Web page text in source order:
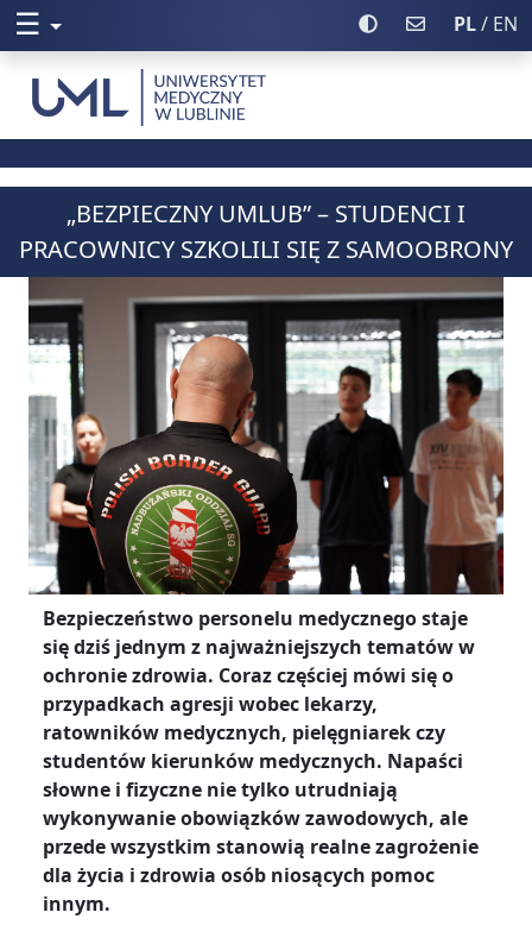
PL/ EN
Poczta UML
Włącz wysoki
☰ Rozwiń menu
Uniwersytet Medyczny w Lublinie
„BEZPIECZNY UMLUB” – STUDENCI I
PRACOWNICY SZKOLILI SIĘ Z SAMOOBRONY
Bezpieczeństwo personelu medycznego staje
się dziś jednym z najważniejszych tematów w
ochronie zdrowia. Coraz częściej mówi się o
przypadkach agresji wobec lekarzy,
ratowników medycznych, pielęgniarek czy
studentów kierunków medycznych. Napaści
słowne i fizyczne nie tylko utrudniają
wykonywanie obowiązków zawodowych, ale
przede wszystkim stanowią realne zagrożenie
dla życia i zdrowia osób niosących pomoc
innym.